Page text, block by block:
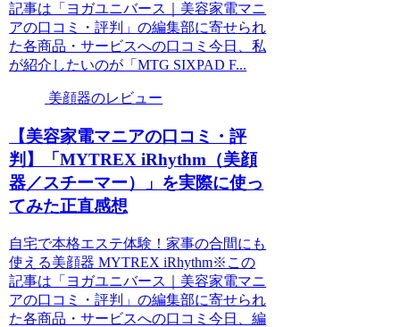
記事は「ヨガユニバース｜美容家電マニ
アの口コミ・評判」の編集部に寄せられ
た各商品・サービスへの口コミ今日、私
が紹介したいのが「MTG SIXPAD F...
美顔器のレビュー
【美容家電マニアの口コミ・評
判】「MYTREX iRhythm（美顔
器／スチーマー）」を実際に使っ
てみた正直感想
自宅で本格エステ体験！家事の合間にも
使える美顔器 MYTREX iRhythm※この
記事は「ヨガユニバース｜美容家電マニ
アの口コミ・評判」の編集部に寄せられ
た各商品・サービスへの口コミ今日、編